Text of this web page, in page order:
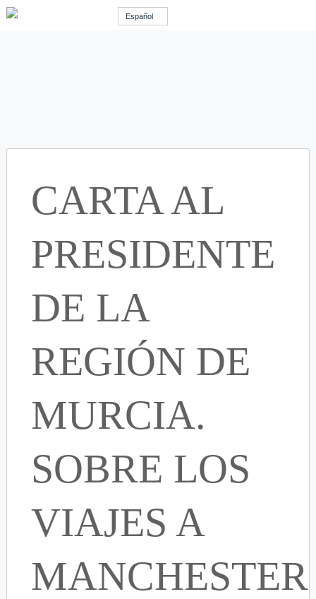
Español
CARTA AL
PRESIDENTE
DE LA
REGIÓN DE
MURCIA.
SOBRE LOS
VIAJES A
MANCHESTER